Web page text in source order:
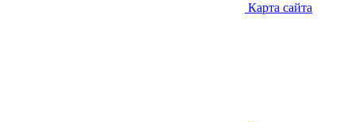
Карта сайта